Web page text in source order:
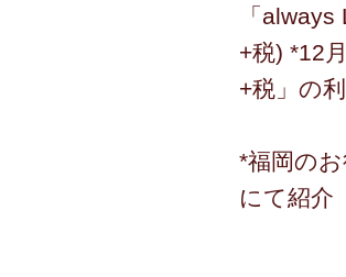
「
+税) *12
+税」の
*福岡の
にて紹介